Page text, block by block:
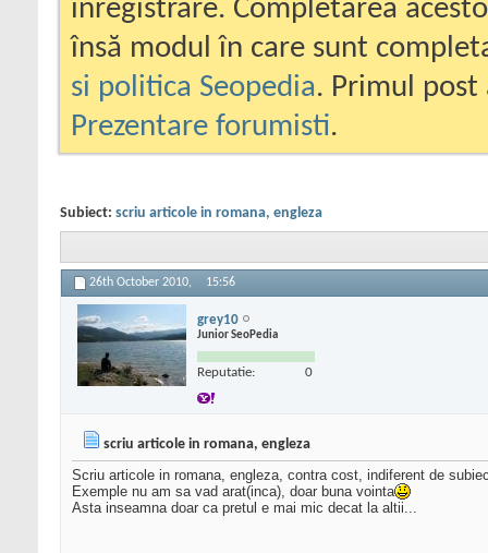
înregistrare. Completarea
însă modul în care sunt
si politica Seopedia. Primul
Prezentare forumisti.
Subiect: scriu articole in romana, engleza
26th October 2010, 15:56
grey10
Junior SeoPedia
Reputatie: 0
scriu articole in romana, engleza
Scriu articole in romana, engleza, contra cost, indiferent de
Exemple nu am sa vad arat(inca), doar buna vointa
Asta inseamna doar ca pretul e mai mic decat la altii...